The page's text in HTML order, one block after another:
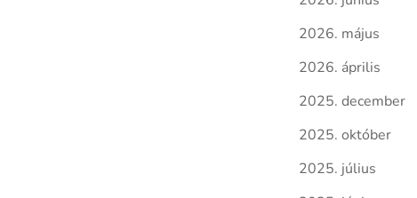
2026. május
2026. április
2025. december
2025. október
2025. július